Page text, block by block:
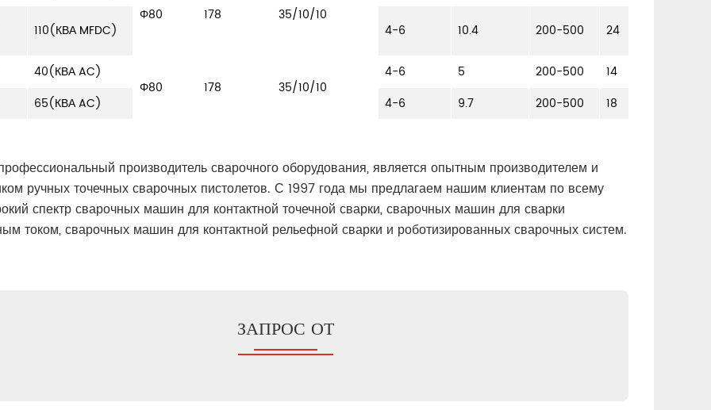
Φ80
178 35/10/10
110(КВА MFDC) 4-6 10.4 200-500 24
40(КВА AC)
Φ80
178 35/10/10
4-6 5 200-500 14
65(КВА AC) 4-6 9.7 200-500 18
производитель сварочного оборудования, является опытным производителем и
ручных точечных сварочных пистолетов. С 1997 года мы предлагаем нашим клиентам по всему
спектр сварочных машин для контактной точечной сварки, сварочных машин для сварки
током, сварочных машин для контактной рельефной сварки и роботизированных сварочных систем.
ЗАПРОС ОТ